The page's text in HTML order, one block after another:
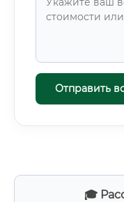
🎓
Отправить